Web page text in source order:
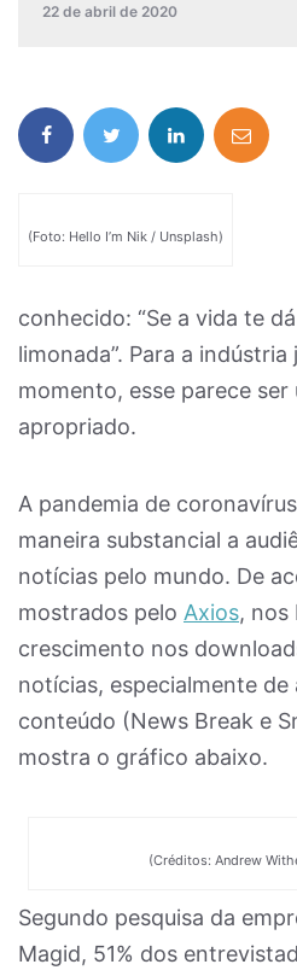
22 de abril de 2020
(Foto: Hello I’m Nik / Unsplash)
conhecido: “Se a vida te
limonada”. Para a
momento, esse parece ser
apropriado.
A pandemia de
maneira substancial a
notícias pelo mundo. De
mostrados pelo Axios, nos
crescimento nos
notícias, especialmente de
conteúdo (News Break e
mostra o gráfico abaixo.
(Créditos: Andrew
Segundo pesquisa da
Magid, 51% dos